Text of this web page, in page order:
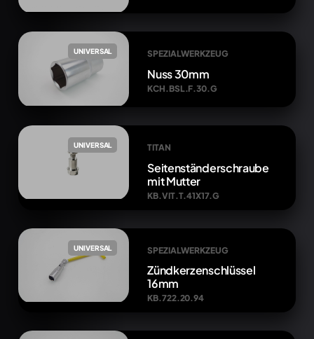
UNIVERSAL SPEZIALWERKZEUG
Nuss 30mm
KCH.BSL.F.30.G
UNIVERSAL TITAN
Seitenständerschraube
mit Mutter
KB.VIT.T.41X17.G
UNIVERSAL SPEZIALWERKZEUG
Zündkerzenschlüssel
16mm
KB.722.20.94